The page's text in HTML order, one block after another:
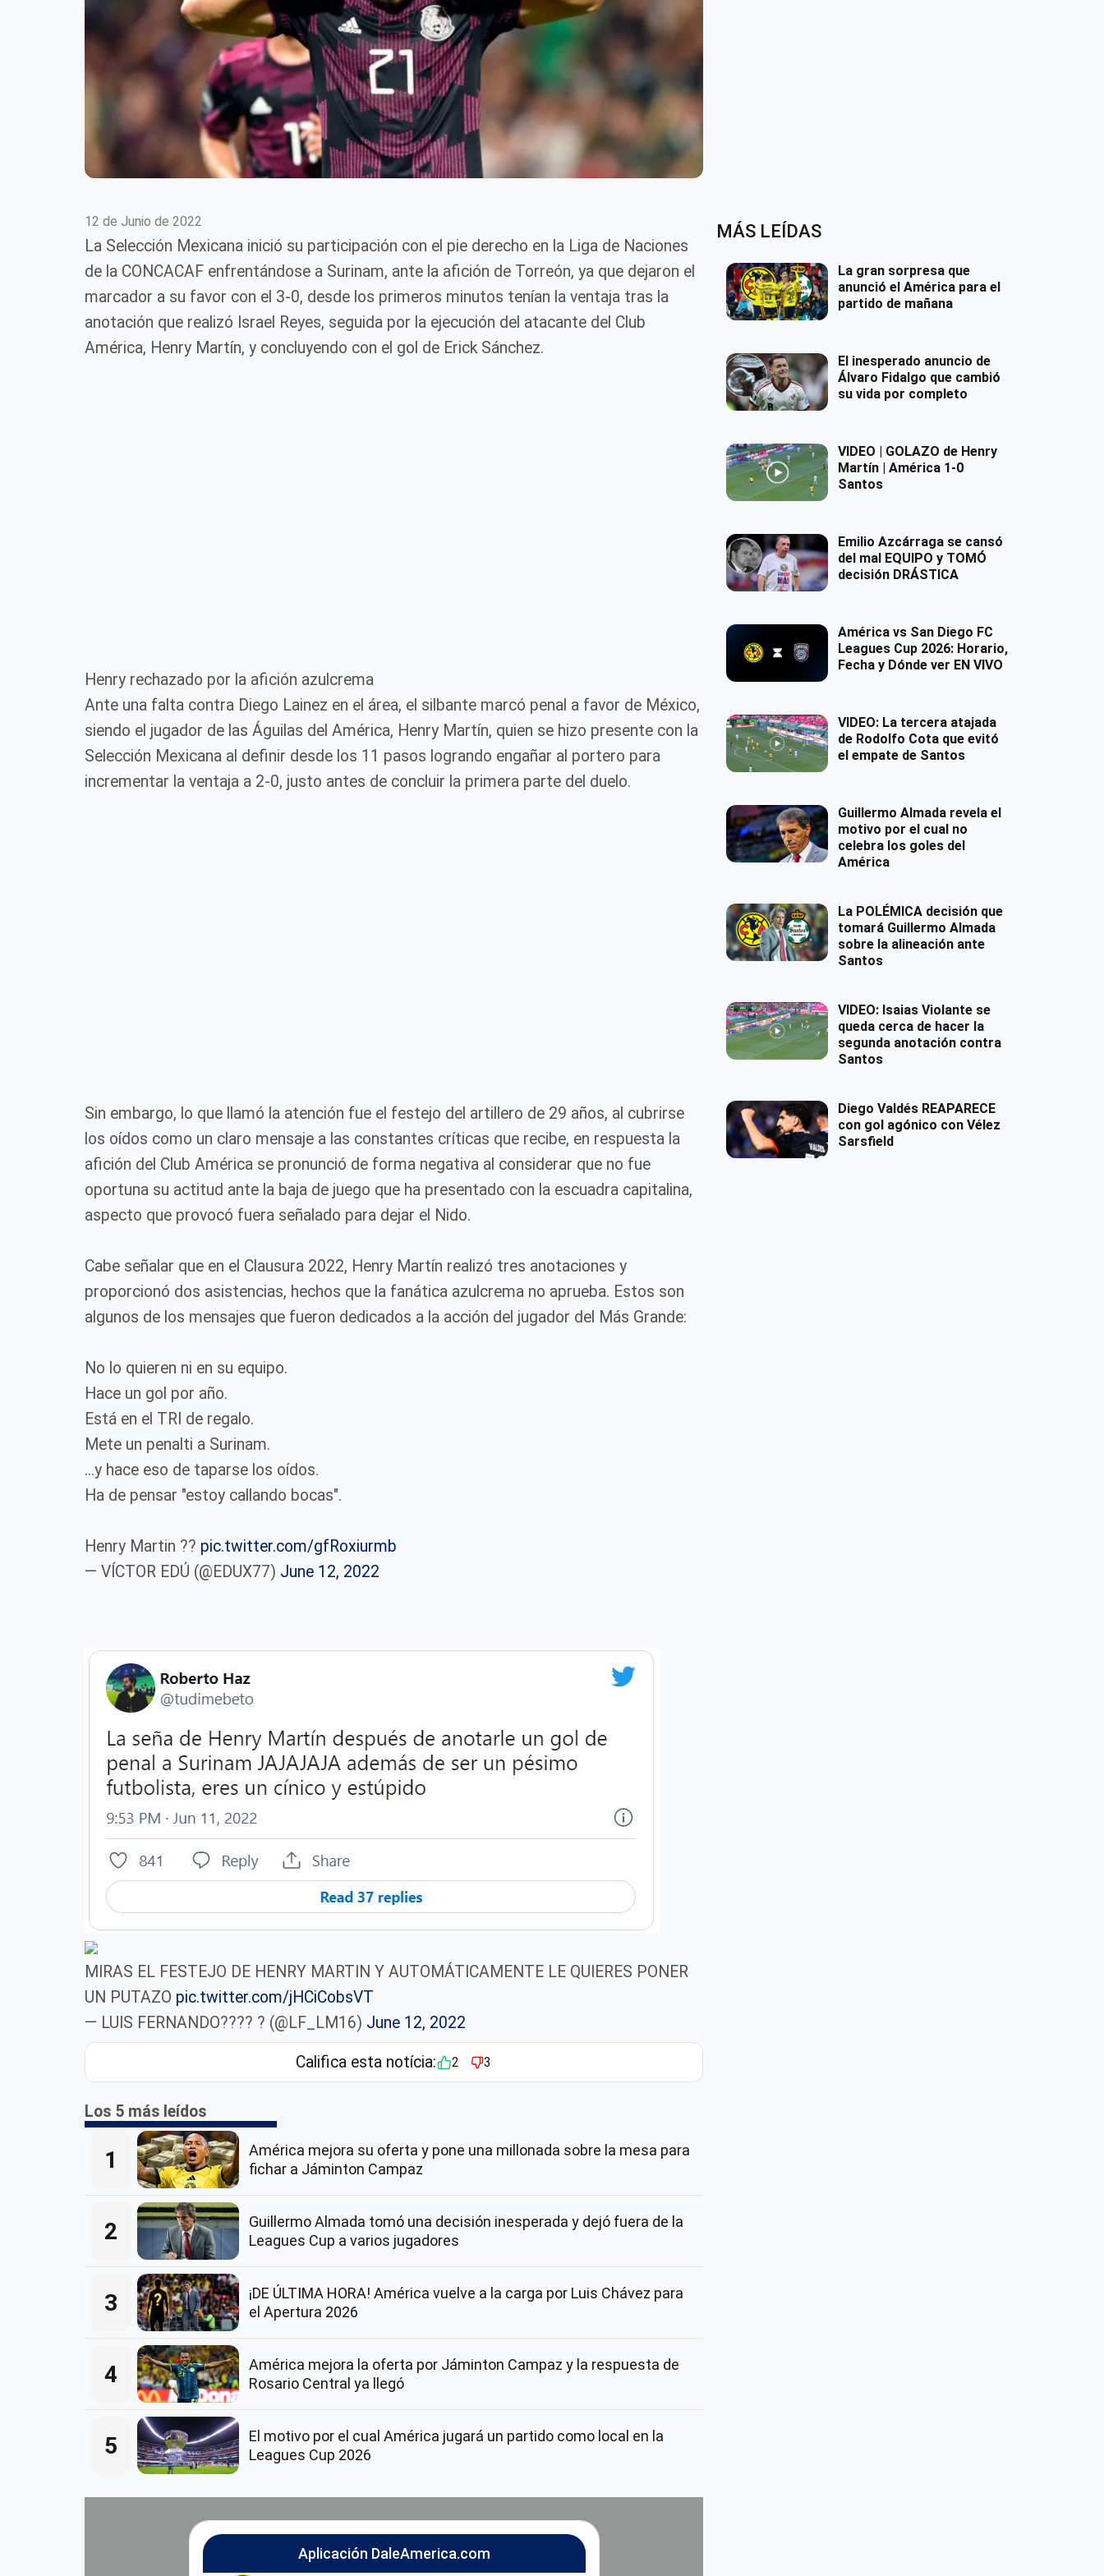
12 de Junio de 2022
La Selección Mexicana inició su participación con el pie derecho en la Liga de Naciones
de la CONCACAF enfrentándose a Surinam, ante la afición de Torreón, ya que dejaron el
marcador a su favor con el 3-0, desde los primeros minutos tenían la ventaja tras la
anotación que realizó Israel Reyes, seguida por la ejecución del atacante del Club
América, Henry Martín, y concluyendo con el gol de Erick Sánchez.
Henry rechazado por la afición azulcrema
Ante una falta contra Diego Lainez en el área, el silbante marcó penal a favor de México,
siendo el jugador de las Águilas del América, Henry Martín, quien se hizo presente con la
Selección Mexicana al definir desde los 11 pasos logrando engañar al portero para
incrementar la ventaja a 2-0, justo antes de concluir la primera parte del duelo.
Sin embargo, lo que llamó la atención fue el festejo del artillero de 29 años, al cubrirse
los oídos como un claro mensaje a las constantes críticas que recibe, en respuesta la
afición del Club América se pronunció de forma negativa al considerar que no fue
oportuna su actitud ante la baja de juego que ha presentado con la escuadra capitalina,
aspecto que provocó fuera señalado para dejar el Nido.
Cabe señalar que en el Clausura 2022, Henry Martín realizó tres anotaciones y
proporcionó dos asistencias, hechos que la fanática azulcrema no aprueba. Estos son
algunos de los mensajes que fueron dedicados a la acción del jugador del Más Grande:
No lo quieren ni en su equipo.
Hace un gol por año.
Está en el TRI de regalo.
Mete un penalti a Surinam.
...y hace eso de taparse los oídos.
Ha de pensar "estoy callando bocas".
Henry Martin ?? pic.twitter.com/gfRoxiurmb
— VÍCTOR EDÚ (@EDUX77) June 12, 2022
MIRAS EL FESTEJO DE HENRY MARTIN Y AUTOMÁTICAMENTE LE QUIERES PONER
UN PUTAZO pic.twitter.com/jHCiCobsVT
— LUIS FERNANDO???? ? (@LF_LM16) June 12, 2022
Califica esta notícia: 2 3
Los 5 más leídos
1
América mejora su oferta y pone una millonada sobre la mesa para
fichar a Jáminton Campaz
2
Guillermo Almada tomó una decisión inesperada y dejó fuera de la
Leagues Cup a varios jugadores
3
¡DE ÚLTIMA HORA! América vuelve a la carga por Luis Chávez para
el Apertura 2026
4
América mejora la oferta por Jáminton Campaz y la respuesta de
Rosario Central ya llegó
5
El motivo por el cual América jugará un partido como local en la
Leagues Cup 2026
Aplicación DaleAmerica.com
MÁS LEÍDAS
La gran sorpresa que
anunció el América para el
partido de mañana
El inesperado anuncio de
Álvaro Fidalgo que cambió
su vida por completo
VIDEO | GOLAZO de Henry
Martín | América 1-0
Santos
Emilio Azcárraga se cansó
del mal EQUIPO y TOMÓ
decisión DRÁSTICA
América vs San Diego FC
Leagues Cup 2026: Horario,
Fecha y Dónde ver EN VIVO
VIDEO: La tercera atajada
de Rodolfo Cota que evitó
el empate de Santos
Guillermo Almada revela el
motivo por el cual no
celebra los goles del
América
La POLÉMICA decisión que
tomará Guillermo Almada
sobre la alineación ante
Santos
VIDEO: Isaias Violante se
queda cerca de hacer la
segunda anotación contra
Santos
Diego Valdés REAPARECE
con gol agónico con Vélez
Sarsfield